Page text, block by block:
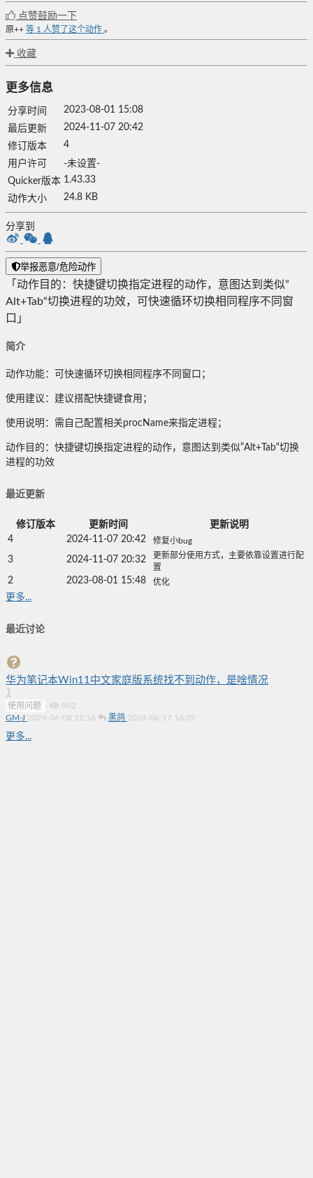
点赞鼓励一下
原++ 等 1 人赞了这个动作 。
收藏
更多信息
分享时间
2023-08-01 15:08
最后更新
2024-11-07 20:42
修订版本
4
用户许可
-未设置-
Quicker版本 1.43.33
动作大小
24.8 KB
分享到
举报恶意/危险动作
「动作目的：快捷键切换指定进程的动作，意图达到类似”
Alt+Tab“切换进程的功效，可快速循环切换相同程序不同窗
口」
简介
动作功能：可快速循环切换相同程序不同窗口；
使用建议：建议搭配快捷键食用；
使用说明：需自己配置相关procName来指定进程；
动作目的：快捷键切换指定进程的动作，意图达到类似”Alt+Tab“切换
进程的功效
最近更新
修订版本 更新时间
更新说明
4
2024-11-07 20:42 修复小bug
3 2024-11-07 20:32
更新部分使用方式，主要依靠设置进行配
置
2 2023-08-01 15:48 优化
更多...
最近讨论
华为笔记本Win11中文家庭版系统找不到动作，是啥情况
1
使用问题 ·
902
GM-J 2024-06-08 12:16 黑鸽 2024-06-17 16:39
更多...